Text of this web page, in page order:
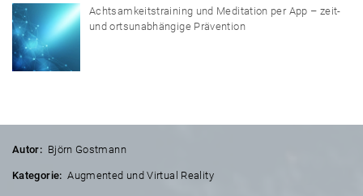
Achtsamkeitstraining und Meditation per App – zeit-
und ortsunabhängige Prävention
Autor: Björn Gostmann
Kategorie: Augmented und Virtual Reality